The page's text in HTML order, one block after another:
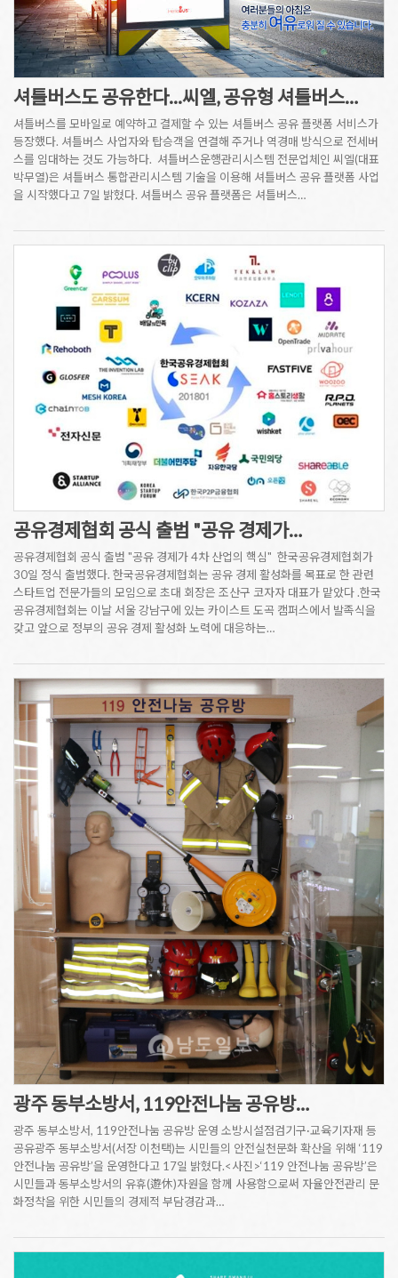
셔틀버스도 공유한다...씨엘, 공유형 셔틀버스…
셔틀버스를 모바일로 예약하고 결제할 수 있는 셔틀버스 공유 플랫폼 서비스가
등장했다. 셔틀버스 사업자와 탑승객을 연결해 주거나 역경매 방식으로 전세버
스를 임대하는 것도 가능하다. 셔틀버스운행관리시스템 전문업체인 씨엘(대표
박무열)은 셔틀버스 통합관리시스템 기술을 이용해 셔틀버스 공유 플랫폼 사업
을 시작했다고 7일 밝혔다. 셔틀버스 공유 플랫폼은 셔틀버스…
공유경제협회 공식 출범 "공유 경제가…
공유경제협회 공식 출범 "공유 경제가 4차 산업의 핵심" 한국공유경제협회가
30일 정식 출범했다. 한국공유경제협회는 공유 경제 활성화를 목표로 한 관련
스타트업 전문가들의 모임으로 초대 회장은 조산구 코자자 대표가 맡았다 .한국
공유경제협회는 이날 서울 강남구에 있는 카이스트 도곡 캠퍼스에서 발족식을
갖고 앞으로 정부의 공유 경제 활성화 노력에 대응하는…
광주 동부소방서, 119안전나눔 공유방…
광주 동부소방서, 119안전나눔 공유방 운영 소방시설점검기구·교육기자재 등
공유광주 동부소방서(서장 이천택)는 시민들의 안전실천문화 확산을 위해 ‘119
안전나눔 공유방’을 운영한다고 17일 밝혔다.<사진>‘119 안전나눔 공유방’은
시민들과 동부소방서의 유휴(遊休)자원을 함께 사용함으로써 자율안전관리 문
화정착을 위한 시민들의 경제적 부담경감과…